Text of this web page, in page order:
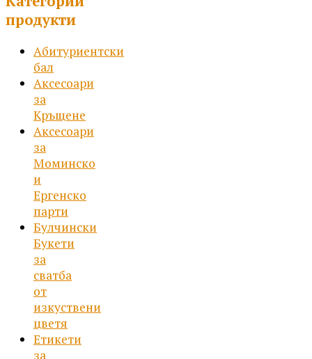
продукти
Абитуриентски
бал
Аксесоари
за
Кръщене
Аксесоари
за
Моминско
и
Ергенско
парти
Булчински
Букети
за
сватба
от
изкуствени
цветя
Етикети
за